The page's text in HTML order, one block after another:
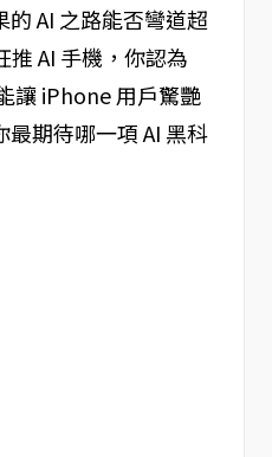
AI 之路能否彎道超
AI 手機，你認為
讓 iPhone 用戶驚艷
期待哪一項 AI 黑科